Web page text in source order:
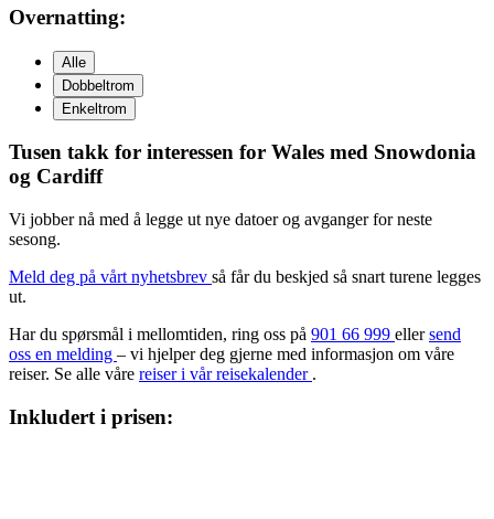
Overnatting:
Alle
Dobbeltrom
Enkeltrom
Tusen takk for interessen for Wales med Snowdonia
og Cardiff
Vi jobber nå med å legge ut nye datoer og avganger for neste
sesong.
Meld deg på vårt nyhetsbrev så får du beskjed så snart turene legges
ut.
Har du spørsmål i mellomtiden, ring oss på 901 66 999 ellersend
oss en melding – vi hjelper deg gjerne med informasjon om våre
reiser. Se alle våre reiser i vår reisekalender .
Inkludert i prisen: